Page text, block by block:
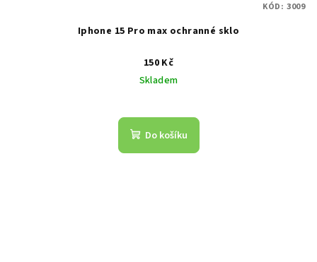
Iphone 15 Pro max ochranné sklo
150 Kč
Skladem
Do košíku
KÓD: 3009